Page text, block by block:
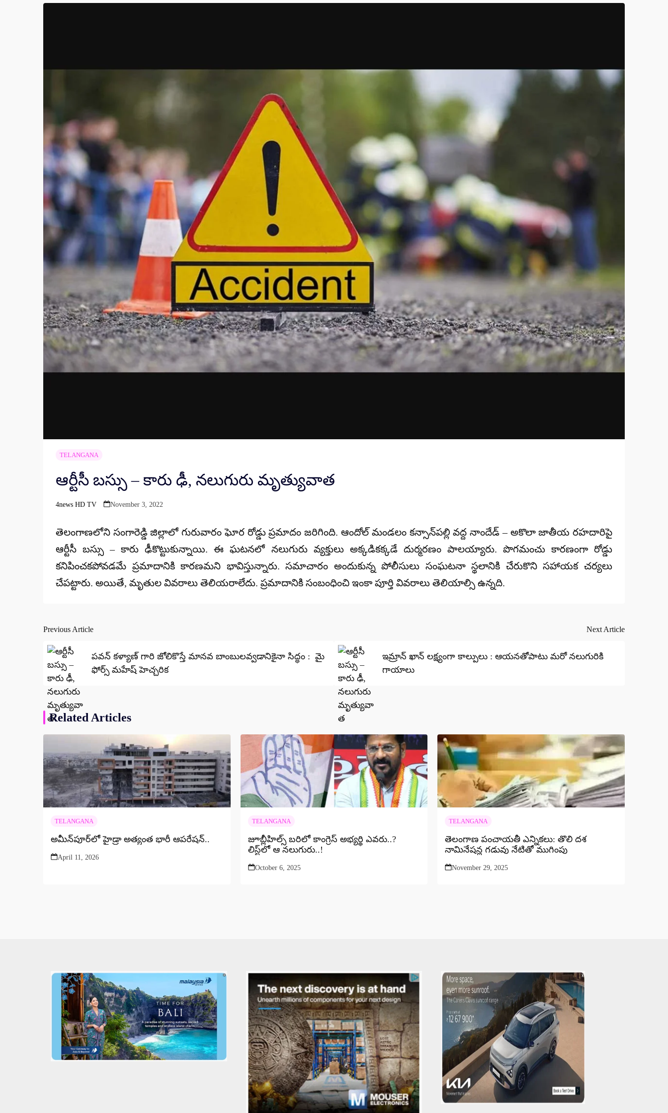
TELANGANA
ఆర్టీసీ బస్సు – కారు ఢీ, నలుగురు మృత్యువాత
Posted
4news HD TV November 3, 2022
తెలంగాణలోని సంగారెడ్డి జిల్లాలో గురువారం ఘోర రోడ్డు ప్రమాదం జరిగింది. ఆందోల్‌ మండలం కన్సాన్‌పల్లి వద్ద నాందేడ్‌ – అకొలా జాతీయ రహదారిపై
ఆర్టీసీ బస్సు – కారు ఢీకొట్టుకున్నాయి. ఈ ఘటనలో నలుగురు వ్యక్తులు అక్కడికక్కడే దుర్మరణం పాలయ్యారు. పొగమంచు కారణంగా రోడ్డు
కనిపించకపోవడమే ప్రమాదానికి కారణమని భావిస్తున్నారు. సమాచారం అందుకున్న పోలీసులు సంఘటనా స్థలానికి చేరుకొని సహాయక చర్యలు
చేపట్టారు. అయితే, మృతుల వివరాలు తెలియరాలేదు. ప్రమాదానికి సంబంధించి ఇంకా పూర్తి వివరాలు తెలియాల్సి ఉన్నది.
Post
navigation
Previous Article
పవన్ కళ్యాణ్ గారి జోలికొస్తే మానవ బాంబులవ్వడానికైనా సిద్ధం : మై
ఫోర్స్ మహేష్ హెచ్చరిక
Next Article
ఇమ్రాన్ ఖాన్ లక్ష్యంగా కాల్పులు : ఆయనతోపాటు మరో నలుగురికి
గాయాలు
Related Articles
TELANGANA
అమీన్‌పూర్‌లో హైడ్రా అత్యంత భారీ ఆపరేషన్..
April 11, 2026
TELANGANA
జూబ్లీహిల్స్ బరిలో కాంగ్రెస్ అభ్యర్థి ఎవరు..?
లిస్ట్‌లో ఆ నలుగురు..!
October 6, 2025
TELANGANA
తెలంగాణ పంచాయతీ ఎన్నికలు: తొలి దశ
నామినేషన్ల గడువు నేటితో ముగింపు
November 29, 2025